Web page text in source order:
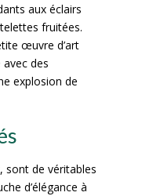
aux éclairs
fruitées.
œuvre d’art
des
explosion de
sont de véritables
d’élégance à